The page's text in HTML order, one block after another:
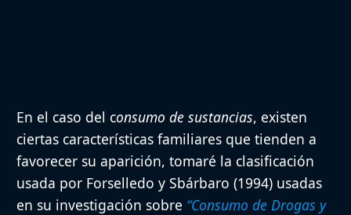
En el caso del consumo de sustancias, existen
ciertas características familiares que tienden a
favorecer su aparición, tomaré la clasificación
usada por Forselledo y Sbárbaro (1994) usadas
en su investigación sobre “Consumo de Drogas y